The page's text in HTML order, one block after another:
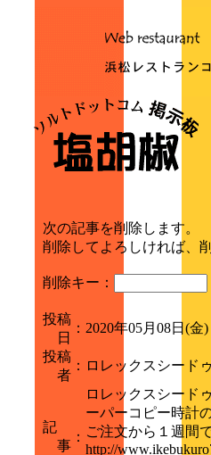
次の記事を削除します。
削除してよろしければ、
削除キー：
投稿
日
： 2020年05月08日(金
投稿
者
： ロレックスシード
記
事
：
ロレックスシード
ーパーコピー時計
ご注文から１週間
http://